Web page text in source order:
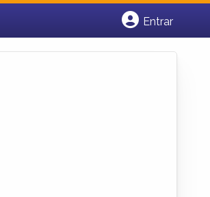
Entrar